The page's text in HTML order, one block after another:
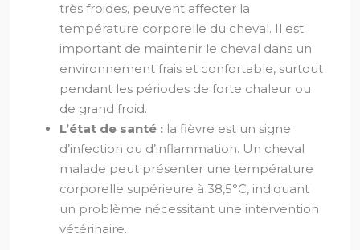
très froides, peuvent affecter la
température corporelle du cheval. Il est
important de maintenir le cheval dans un
environnement frais et confortable, surtout
pendant les périodes de forte chaleur ou
de grand froid.
L’état de santé : la fièvre est un signe
d’infection ou d’inflammation. Un cheval
malade peut présenter une température
corporelle supérieure à 38,5°C, indiquant
un problème nécessitant une intervention
vétérinaire.